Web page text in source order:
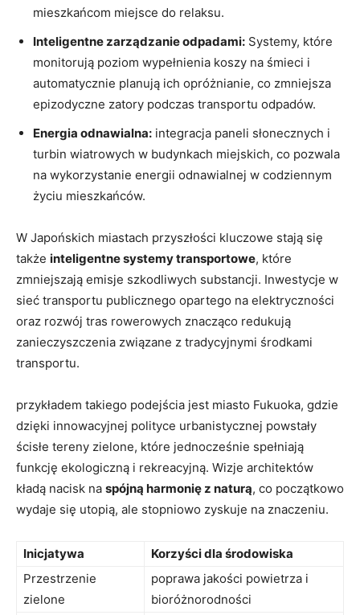
mieszkańcom miejsce do relaksu.
Inteligentne zarządzanie odpadami: Systemy, które
monitorują poziom wypełnienia koszy na śmieci i
automatycznie planują ich opróżnianie, co zmniejsza
epizodyczne zatory podczas transportu odpadów.
Energia odnawialna: integracja paneli słonecznych i
turbin wiatrowych w budynkach miejskich, co pozwala
na wykorzystanie energii odnawialnej w codziennym
życiu mieszkańców.
W Japońskich miastach przyszłości kluczowe stają się
także inteligentne systemy transportowe, które
zmniejszają emisje szkodliwych substancji. Inwestycje w
sieć transportu publicznego opartego na elektryczności
oraz rozwój tras rowerowych znacząco redukują
zanieczyszczenia związane z tradycyjnymi środkami
transportu.
przykładem takiego podejścia jest miasto Fukuoka, gdzie
dzięki innowacyjnej polityce urbanistycznej powstały
ścisłe tereny zielone, które jednocześnie spełniają
funkcję ekologiczną i rekreacyjną. Wizje architektów
kładą nacisk na spójną harmonię z naturą, co początkowo
wydaje się utopią, ale stopniowo zyskuje na znaczeniu.
Inicjatywa
Korzyści dla środowiska
Przestrzenie
zielone
poprawa jakości powietrza i
bioróżnorodności